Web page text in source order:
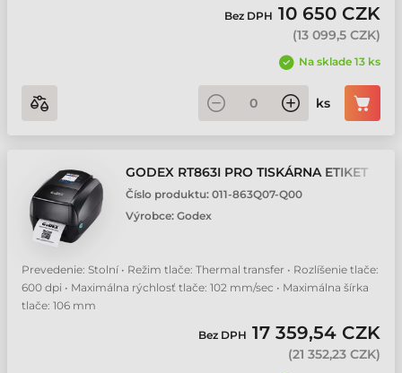
Bez DPH 10 650 CZK
(13 099,5 CZK)
Na sklade 13 ks
ks
GODEX RT863I PRO TISKÁRNA ETIKET
Číslo produktu: 011-863Q07-Q00
Výrobce: Godex
Prevedenie: Stolní • Režim tlače: Thermal transfer • Rozlíšenie tlače:
600 dpi • Maximálna rýchlosť tlače: 102 mm/sec • Maximálna šírka
tlače: 106 mm
Bez DPH 17 359,54 CZK
(21 352,23 CZK)